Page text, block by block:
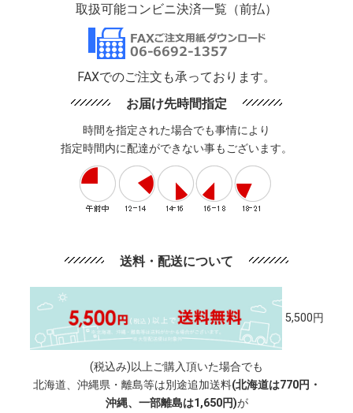
取扱可能コンビニ決済一覧（前払）
FAXでのご注文も承っております。
お届け先時間指定
時間を指定された場合でも事情により
指定時間内に配達ができない事もございます。
送料・配送について
5,500円
(税込み)以上ご購入頂いた場合でも
北海道、沖縄県・離島等は別途追加送料(北海道は770円・
沖縄、一部離島は1,650円)が